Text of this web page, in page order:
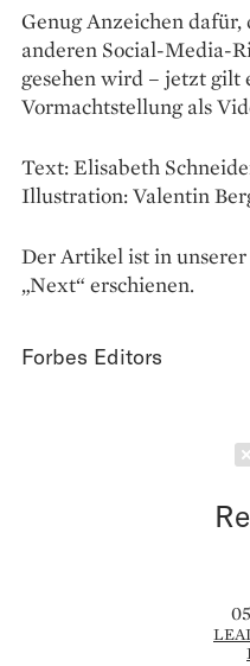
Genug Anzeichen dafür,
anderen Social-­Media-
gesehen wird – jetzt gilt
Vormachtstellung als
Text: Elisabeth
Illustration: Valentin
Der Artikel ist in unserer
„Next“ erschienen.
Forbes Editors